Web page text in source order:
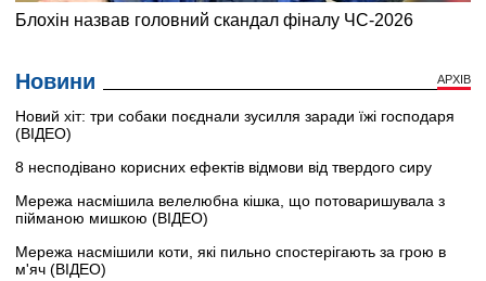
Новини АРХІВ
Новий хіт: три собаки поєднали зусилля заради їжі господаря
(ВІДЕО)
8 несподівано корисних ефектів відмови від твердого сиру
Мережа насмішила велелюбна кішка, що потоваришувала з
пійманою мишкою (ВІДЕО)
Мережа насмішили коти, які пильно спостерігають за грою в
м'яч (ВІДЕО)